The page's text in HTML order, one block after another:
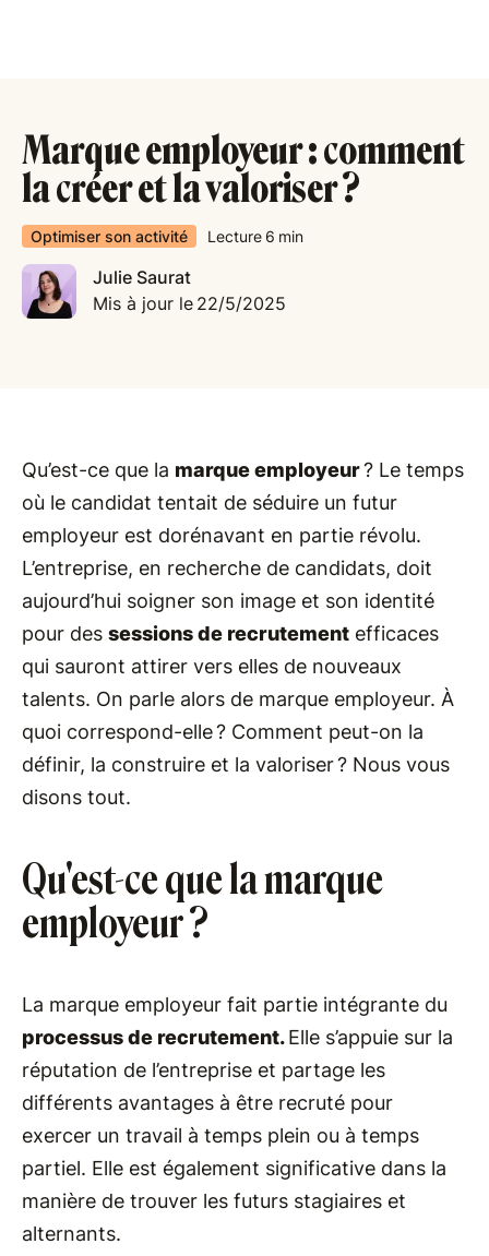
Marque employeur : comment
la créer et la valoriser ?
Optimiser son activité Lecture 6 min
Julie Saurat
Mis à jour le 22/5/2025
Qu’est-ce que la marque employeur? Le temps
où le candidat tentait de séduire un futur
employeur est dorénavant en partie révolu.
L’entreprise, en recherche de candidats, doit
aujourd’hui soigner son image et son identité
pour des sessions de recrutement efficaces
qui sauront attirer vers elles de nouveaux
talents. On parle alors de marque employeur. À
quoi correspond-elle ? Comment peut-on la
définir, la construire et la valoriser ? Nous vous
disons tout.
Qu'est-ce que la marque
employeur ?
La marque employeur fait partie intégrante du
processus de recrutement.Elle s’appuie sur la
réputation de l’entreprise et partage les
différents avantages à être recruté pour
exercer un travail à temps plein ou à temps
partiel. Elle est également significative dans la
manière de trouver les futurs stagiaires et
alternants.